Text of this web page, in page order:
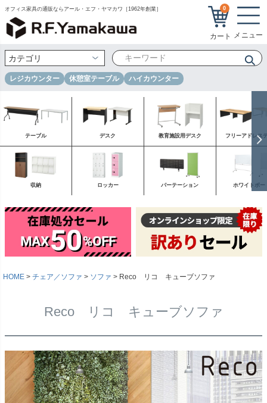
オフィス家具の通販ならアール・エフ・ヤマカワ［1962年創業］ 0
レジカウンター 休憩室テーブル ハイカウンター
テーブル デスク 教育施設用デスク フリーアドレス
収納 ロッカー パーテーション ホワイトボー
HOME チェア／ソファ ソファ Reco リコ キューブソファ
Reco リコ キューブソファ